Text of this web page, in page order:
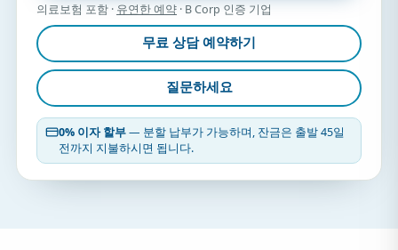
의료보험 포함 · 유연한 예약 · B Corp 인증 기업
무료 상담 예약하기
질문하세요
0% 이자 할부— 분할 납부가 가능하며, 잔금은 출발 45일
전까지 지불하시면 됩니다.